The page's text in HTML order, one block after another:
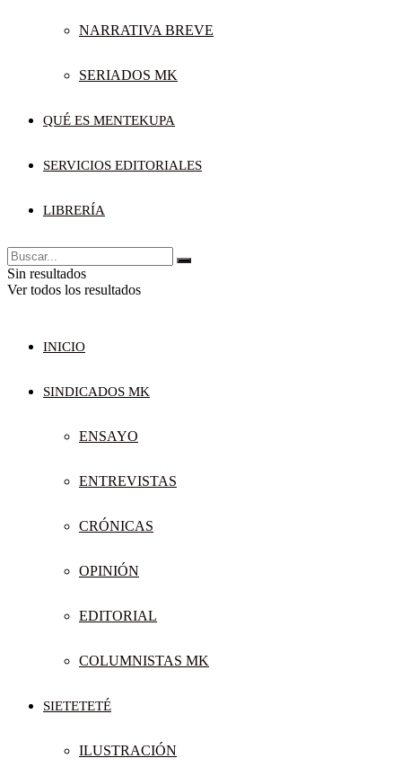
NARRATIVA BREVE
SERIADOS MK
QUÉ ES MENTEKUPA
SERVICIOS EDITORIALES
LIBRERÍA
Sin resultados
Ver todos los resultados
INICIO
SINDICADOS MK
ENSAYO
ENTREVISTAS
CRÓNICAS
OPINIÓN
EDITORIAL
COLUMNISTAS MK
SIETETETÉ
ILUSTRACIÓN